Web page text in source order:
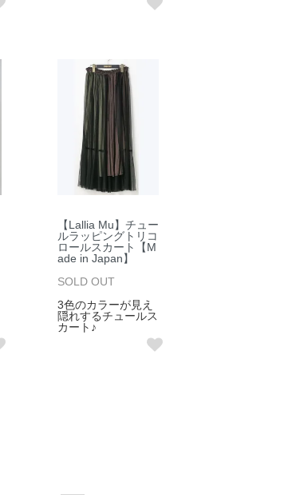
【Lallia Mu】チュー
ルラッピングトリコ
ロールスカート【M
ade in Japan】
SOLD OUT
3色のカラーが見え
隠れするチュールス
カート♪